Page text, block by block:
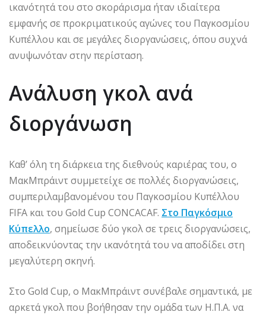
ικανότητά του στο σκοράρισμα ήταν ιδιαίτερα
εμφανής σε προκριματικούς αγώνες του Παγκοσμίου
Κυπέλλου και σε μεγάλες διοργανώσεις, όπου συχνά
ανυψωνόταν στην περίσταση.
Ανάλυση γκολ ανά
διοργάνωση
Καθ’ όλη τη διάρκεια της διεθνούς καριέρας του, ο
ΜακΜπράιντ συμμετείχε σε πολλές διοργανώσεις,
συμπεριλαμβανομένου του Παγκοσμίου Κυπέλλου
FIFA και του Gold Cup CONCACAF. Στο Παγκόσμιο
Κύπελλο, σημείωσε δύο γκολ σε τρεις διοργανώσεις,
αποδεικνύοντας την ικανότητά του να αποδίδει στη
μεγαλύτερη σκηνή.
Στο Gold Cup, ο ΜακΜπράιντ συνέβαλε σημαντικά, με
αρκετά γκολ που βοήθησαν την ομάδα των Η.Π.Α. να